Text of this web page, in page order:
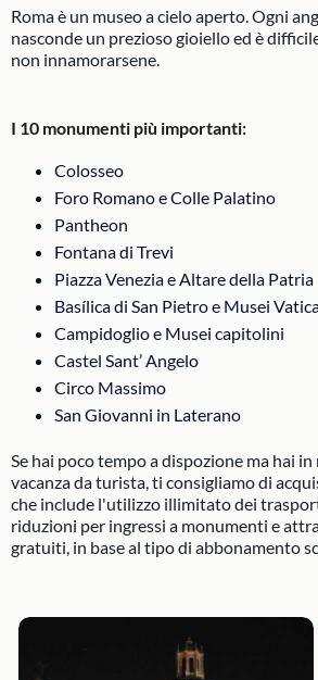
Roma è un museo a cielo aperto. Ogni
nasconde un prezioso gioiello ed è
non innamorarsene.
I 10 monumenti più importanti:
Colosseo
Foro Romano e Colle Palatino
Pantheon
Fontana di Trevi
Piazza Venezia e Altare della Patria
Basílica di San Pietro e Musei
Campidoglio e Musei capitolini
Castel Sant’ Angelo
Circo Massimo
San Giovanni in Laterano
Se hai poco tempo a dispozione ma hai
vacanza da turista, ti consigliamo di
che include l'utilizzo illimitato dei
riduzioni per ingressi a monumenti e
gratuiti, in base al tipo di abbonamento